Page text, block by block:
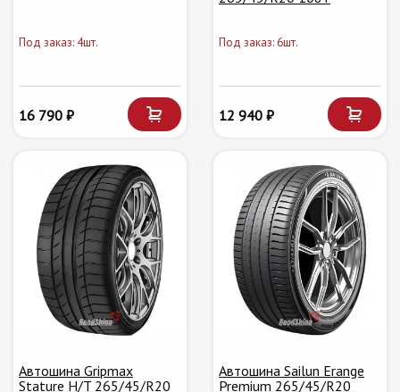
Под заказ: 4шт.
16 790 ₽
Под заказ: 6шт.
12 940 ₽
Автошина Gripmax
Stature H/T 265/45/R20
Автошина Sailun Erange
Premium 265/45/R20